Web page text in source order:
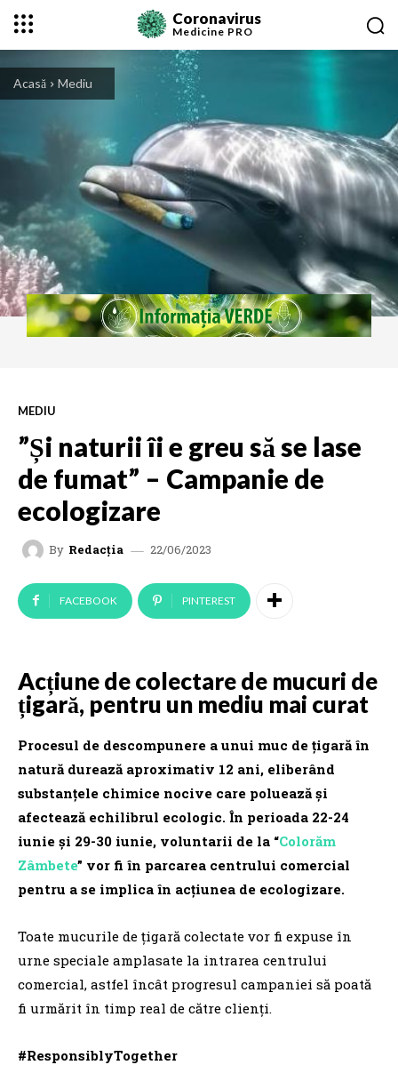
Coronavirus
Medicine PRO
Acasă Mediu
MEDIU
”Și naturii îi e greu să se lase
de fumat” – Campanie de
ecologizare
By Redacția 22/06/2023
FACEBOOK PINTEREST
Acțiune de colectare de mucuri de
țigară, pentru un mediu mai curat
Procesul de descompunere a unui muc de țigară în
natură durează aproximativ 12 ani, eliberând
substanțele chimice nocive care poluează și
afectează echilibrul ecologic. În perioada 22-24
iunie și 29-30 iunie, voluntarii de la “Colorăm
Zâmbete” vor fi în parcarea centrului comercial
pentru a se implica în acțiunea de ecologizare.
Toate mucurile de țigară colectate vor fi expuse în
urne speciale amplasate la intrarea centrului
comercial, astfel încât progresul campaniei să poată
fi urmărit în timp real de către clienți.
#ResponsiblyTogether